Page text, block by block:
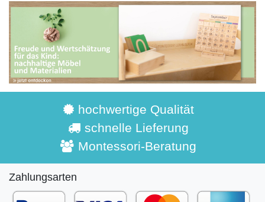
hochwertige Qualität
schnelle Lieferung
Montessori-Beratung
Zahlungsarten